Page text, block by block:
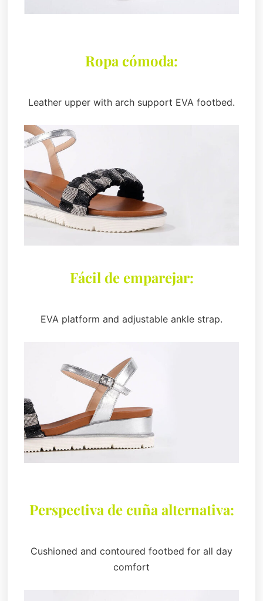
Ropa cómoda:
Leather upper with arch support EVA footbed.
Fácil de emparejar:
EVA platform and adjustable ankle strap.
Perspectiva de cuña alternativa:
Cushioned and contoured footbed for all day
comfort